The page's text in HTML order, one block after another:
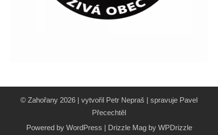
© Zahořany 2026 | vytvořil Petr Nepraš | spravuje Pavel
Přecechtěl
Powered by WordPress
Drizzle Mag by WPDrizzle